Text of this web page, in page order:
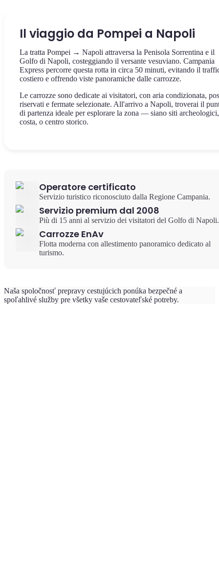
Il viaggio da Pompei a Napoli
La tratta Pompei → Napoli attraversa la Penisola Sorrentina e il
Golfo di Napoli, costeggiando il versante vesuviano. Campania
Express percorre questa rotta in circa 50 minuti, evitando il
costiero e offrendo viste panoramiche dalle carrozze.
Le carrozze sono dedicate ai visitatori, con aria condizionata,
riservati e fermate selezionate. All'arrivo a Napoli, troverai il
di partenza ideale per esplorare la zona — siano siti archeologici,
costa, o centro storico.
Operatore certificato
Servizio turistico riconosciuto dalla Regione Campania.
Servizio premium dal 2008
Più di 15 anni al servizio dei visitatori del Golfo di Napoli.
Carrozze EnAv
Flotta moderna con allestimento panoramico dedicato al
turismo.
Naša spoločnosť prepravy cestujúcich ponúka bezpečné a
spoľahlivé služby pre všetky vaše cestovateľské potreby.